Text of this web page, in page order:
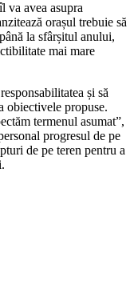
va avea asupra
orașul trebuie să
la sfârșitul anului,
mai mare
și să
obiectivele propuse.
termenul asumat”,
progresul de pe
de pe teren pentru a